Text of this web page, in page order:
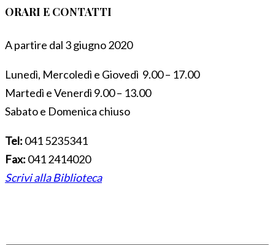
ORARI E CONTATTI
A partire dal 3 giugno 2020
Lunedì, Mercoledì e Giovedì 9.00 – 17.00
Martedì e Venerdì 9.00 – 13.00
Sabato e Domenica chiuso
Tel: 041 5235341
Fax: 041 2414020
Scrivi alla Biblioteca